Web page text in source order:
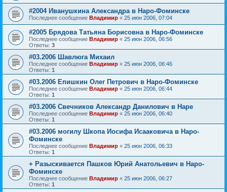
#2004 Иванушкина Александра в Наро-Фоминске
Последнее сообщение Владимир « 25 июн 2006, 07:04
#2005 Брядова Татьяна Борисовна в Наро-Фоминске
Последнее сообщение Владимир « 25 июн 2006, 06:56
Ответы: 3
#03.2006 Шавлюга Михаил
Последнее сообщение Владимир « 25 июн 2006, 06:46
Ответы: 1
#03.2006 Епишкин Олег Петрович в Наро-Фоминске
Последнее сообщение Владимир « 25 июн 2006, 06:44
Ответы: 1
#03.2006 Свечников Александр Данилович в Наре
Последнее сообщение Владимир « 25 июн 2006, 06:40
Ответы: 1
#03.2006 могилу Шкопа Иосифа Исааковича в Наро-
Фоминске
Последнее сообщение Владимир « 25 июн 2006, 06:33
Ответы: 1
+ Разыскивается Пашков Юрий Анатольевич в Наро-
Фоминске
Последнее сообщение Владимир « 25 июн 2006, 06:27
Ответы: 1